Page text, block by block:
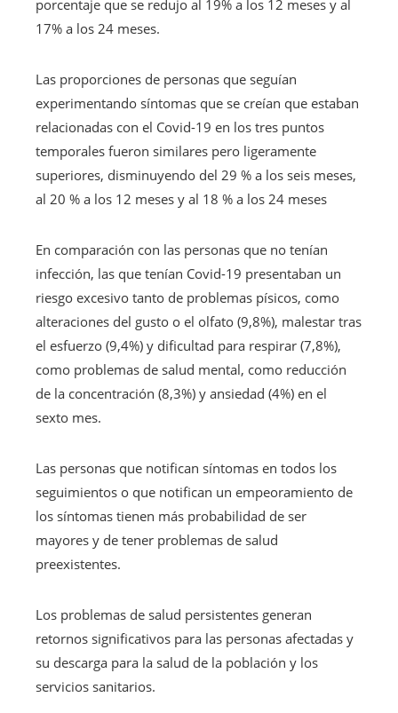
porcentaje que se redujo al 19% a los 12 meses y al
17% a los 24 meses.
Las proporciones de personas que seguían
experimentando síntomas que se creían que estaban
relacionadas con el Covid-19 en los tres puntos
temporales fueron similares pero ligeramente
superiores, disminuyendo del 29 % a los seis meses,
al 20 % a los 12 meses y al 18 % a los 24 meses
En comparación con las personas que no tenían
infección, las que tenían Covid-19 presentaban un
riesgo excesivo tanto de problemas písicos, como
alteraciones del gusto o el olfato (9,8%), malestar tras
el esfuerzo (9,4%) y dificultad para respirar (7,8%),
como problemas de salud mental, como reducción
de la concentración (8,3%) y ansiedad (4%) en el
sexto mes.
Las personas que notifican síntomas en todos los
seguimientos o que notifican un empeoramiento de
los síntomas tienen más probabilidad de ser
mayores y de tener problemas de salud
preexistentes.
Los problemas de salud persistentes generan
retornos significativos para las personas afectadas y
su descarga para la salud de la población y los
servicios sanitarios.